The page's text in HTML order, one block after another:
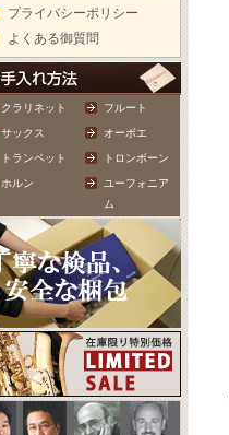
プライバシーポリシー
よくある御質問
クラリネット フルート
サックス オーボエ
トランペット トロンボーン
ホルン
ユーフォニア
ム